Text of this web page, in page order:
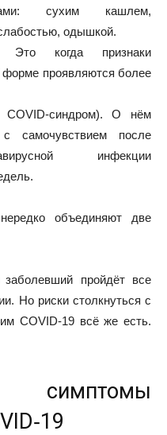
сухим кашлем,
одышкой.
Это когда признаки
форме проявляются более
COVID‑синдром). О нём
самочувствием после
инфекции
объединяют две
пройдёт все
Но риски столкнуться с
COVID‑19 всё же есть.